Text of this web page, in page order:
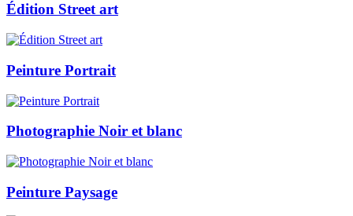
Édition Street art
Peinture Portrait
Photographie Noir et blanc
Peinture Paysage